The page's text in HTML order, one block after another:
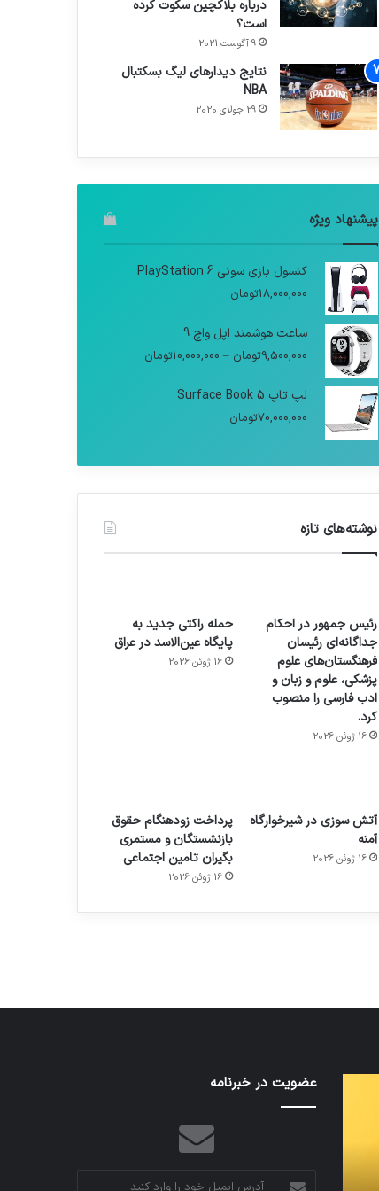
درباره بلاکچین سکوت کرده
است؟
9 آگوست 2021
نتایج دیدار‌های لیگ بسکتبال
NBA
29 جولای 2020
پیشنهاد ویژه
کنسول بازی سونی PlayStation 6
18,000,000تومان
ساعت هوشمند اپل واچ 9
9,500,000تومان –
10,000,000تومان
لپ تاپ Surface Book 5
70,000,000تومان
نوشته‌های تازه
رئیس جمهور در احکام
جداگانه‌ای رئیسان
فرهنگستان‌های علوم
پزشکی، علوم و زبان و
ادب فارسی را منصوب
کرد.
16 ژوئن 2026
حمله راکتی جدید به
پایگاه عین‌الاسد در عراق
16 ژوئن 2026
آتش سوزی در شیرخوارگاه
آمنه
16 ژوئن 2026
پرداخت زودهنگام حقوق
بازنشستگان و مستمری
بگیران تامین اجتماعی
16 ژوئن 2026
هدفون های 2023
عضویت در خبرنامه
آدرس